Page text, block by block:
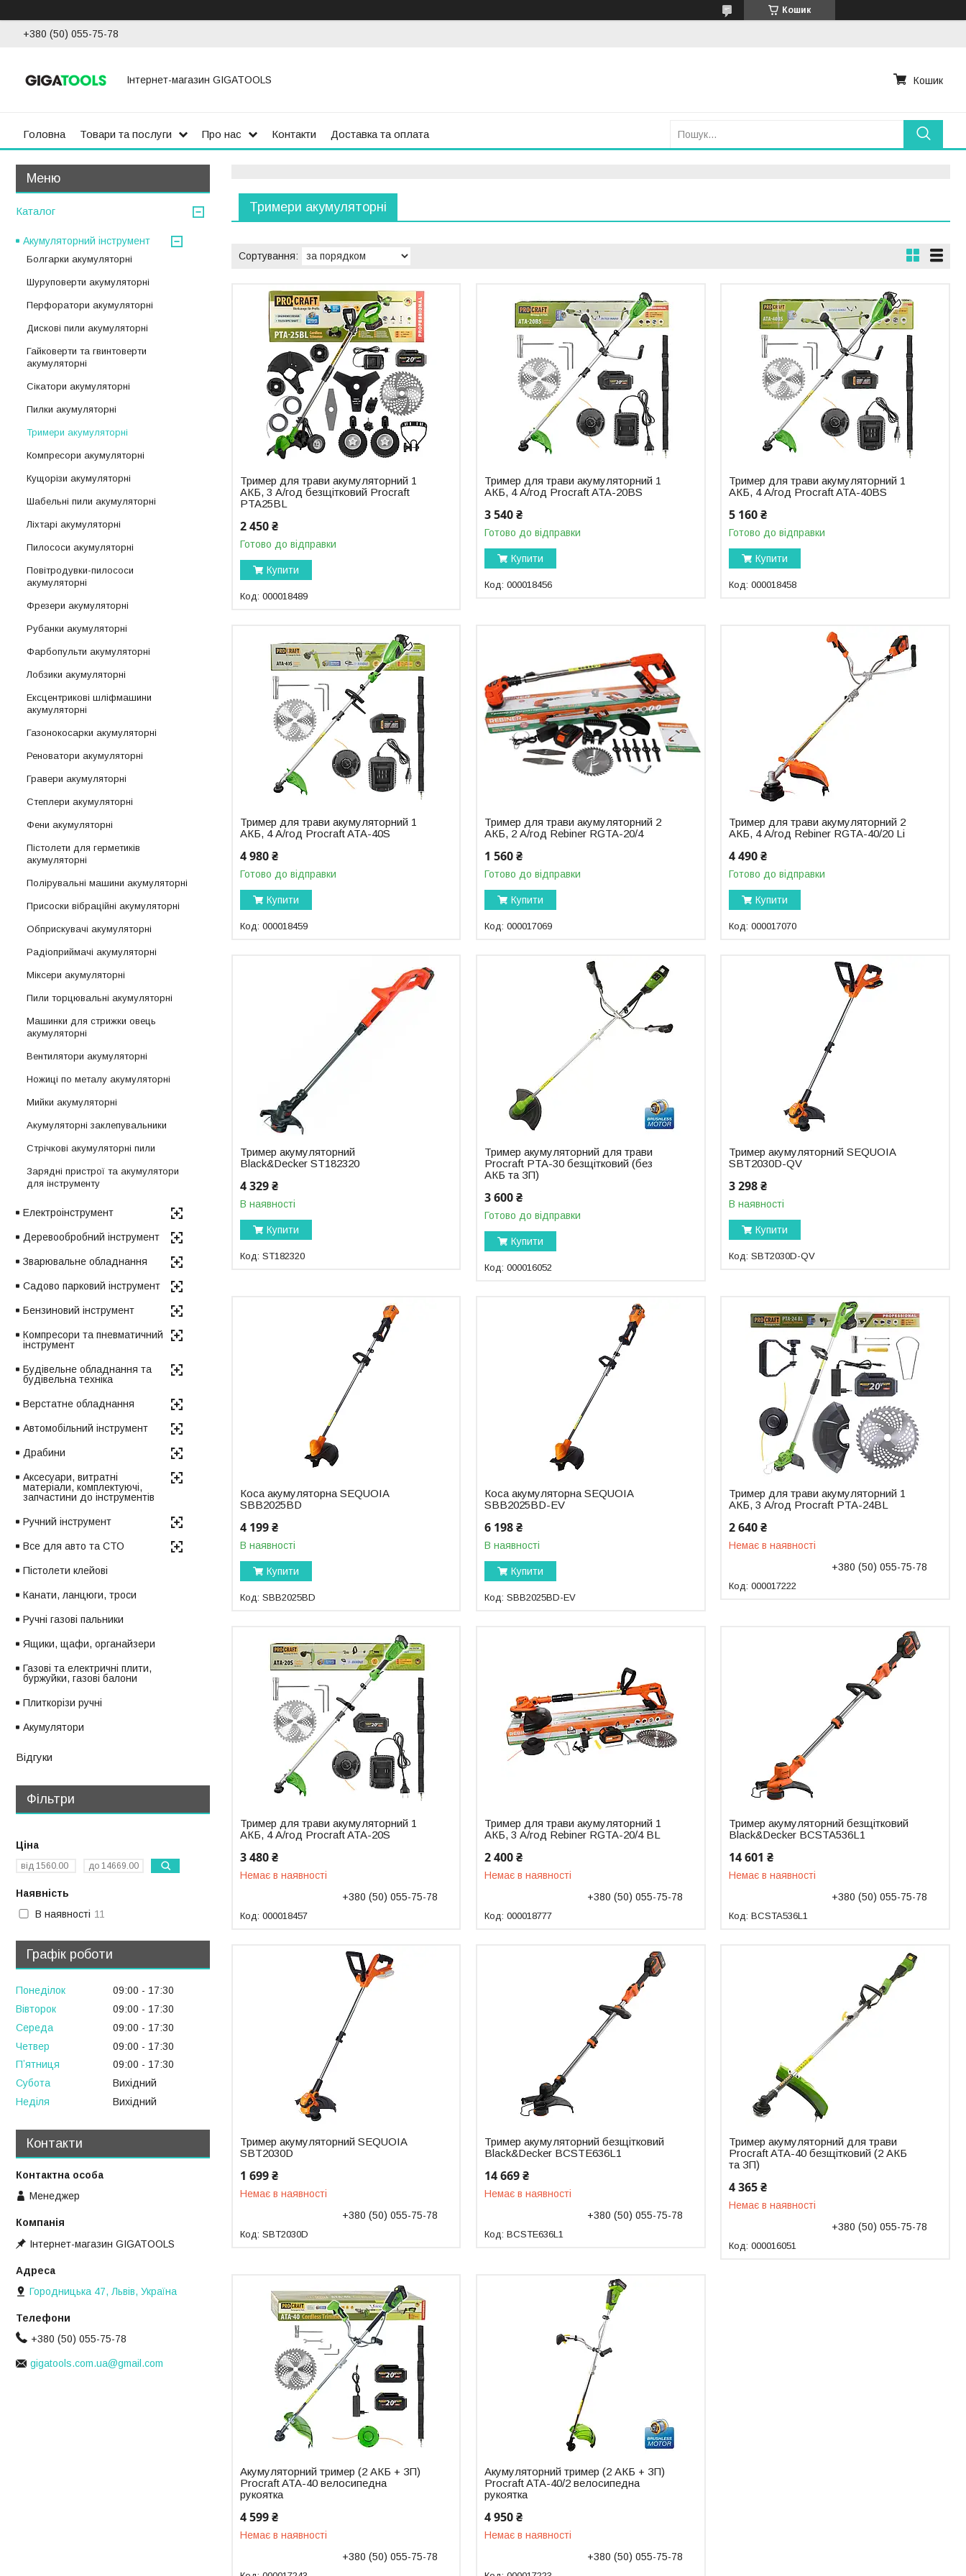
Кошик
+380 (50) 055-75-78
Інтернет-магазин GIGATOOLS Кошик
Головна Товари та послуги Про нас Контакти Доставка та оплата
Тримери акумуляторні
Тример для трави акумуляторний 1
АКБ, 3 А/год безщітковий Procraft
PTA25BL
2 450 ₴
Готово до відправки
Купити
000018489
Тример для трави акумуляторний 1
АКБ, 4 А/год Procraft ATA-20BS
3 540 ₴
Готово до відправки
Купити
000018456
Тример для трави акумуляторний 1
АКБ, 4 А/год Procraft ATA-40BS
5 160 ₴
Готово до відправки
Купити
000018458
Тример для трави акумуляторний 1
АКБ, 4 А/год Procraft ATA-40S
4 980 ₴
Готово до відправки
Купити
000018459
Тример для трави акумуляторний 2
АКБ, 2 А/год Rebiner RGTA-20/4
1 560 ₴
Готово до відправки
Купити
000017069
Тример для трави акумуляторний 2
АКБ, 4 А/год Rebiner RGTA-40/20 Li
4 490 ₴
Готово до відправки
Купити
000017070
Тример акумуляторний
Black&Decker ST182320
4 329 ₴
В наявності
Купити
ST182320
Тример акумуляторний для трави
Procraft PTA-30 безщітковий (без
АКБ та ЗП)
3 600 ₴
Готово до відправки
Купити
000016052
Тример акумуляторний SEQUOIA
SBT2030D-QV
3 298 ₴
В наявності
Купити
SBT2030D-QV
Коса акумуляторна SEQUOIA
SBB2025BD
4 199 ₴
В наявності
Купити
SBB2025BD
Коса акумуляторна SEQUOIA
SBB2025BD-EV
6 198 ₴
В наявності
Купити
SBB2025BD-EV
Тример для трави акумуляторний 1
АКБ, 3 А/год Procraft PTA-24BL
2 640 ₴
Немає в наявності
+380 (50) 055-75-78
000017222
Тример для трави акумуляторний 1
АКБ, 4 А/год Procraft ATA-20S
3 480 ₴
Немає в наявності
+380 (50) 055-75-78
000018457
Тример для трави акумуляторний 1
АКБ, 3 А/год Rebiner RGTA-20/4 BL
2 400 ₴
Немає в наявності
+380 (50) 055-75-78
000018777
Тример акумуляторний безщітковий
Black&Decker BCSTA536L1
14 601 ₴
Немає в наявності
+380 (50) 055-75-78
BCSTA536L1
Тример акумуляторний SEQUOIA
SBT2030D
1 699 ₴
Немає в наявності
+380 (50) 055-75-78
SBT2030D
Тример акумуляторний безщітковий
Black&Decker BCSTE636L1
14 669 ₴
Немає в наявності
+380 (50) 055-75-78
BCSTE636L1
Тример акумуляторний для трави
Procraft ATA-40 безщітковий (2 АКБ
та ЗП)
4 365 ₴
Немає в наявності
+380 (50) 055-75-78
000016051
Акумуляторний тример (2 АКБ + ЗП)
Procraft ATA-40 велосипедна
рукоятка
4 599 ₴
Немає в наявності
+380 (50) 055-75-78
Акумуляторний тример (2 АКБ + ЗП)
Procraft ATA-40/2 велосипедна
рукоятка
4 950 ₴
Немає в наявності
+380 (50) 055-75-78
Каталог
Акумуляторний інструмент
Болгарки акумуляторні
Шуруповерти акумуляторні
Перфоратори акумуляторні
Дискові пили акумуляторні
Гайковерти та гвинтоверти
акумуляторні
Сікатори акумуляторні
Пилки акумуляторні
Тримери акумуляторні
Компресори акумуляторні
Кущорізи акумуляторні
Шабельні пили акумуляторні
Ліхтарі акумуляторні
Пилососи акумуляторні
Повітродувки-пилососи
акумуляторні
Фрезери акумуляторні
Рубанки акумуляторні
Фарбопульти акумуляторні
Лобзики акумуляторні
Ексцентрикові шліфмашини
акумуляторні
Газонокосарки акумуляторні
Реноватори акумуляторні
Гравери акумуляторні
Степлери акумуляторні
Фени акумуляторні
Пістолети для герметиків
акумуляторні
Полірувальні машини акумуляторні
Присоски вібраційні акумуляторні
Обприскувачі акумуляторні
Радіоприймачі акумуляторні
Міксери акумуляторні
Пили торцювальні акумуляторні
Машинки для стрижки овець
акумуляторні
Вентилятори акумуляторні
Ножиці по металу акумуляторні
Мийки акумуляторні
Акумуляторні заклепувальники
Стрічкові акумуляторні пили
Зарядні пристрої та акумулятори
для інструменту
Електроінструмент
Деревообробний інструмент
Зварювальне обладнання
Садово парковий інструмент
Бензиновий інструмент
Компресори та пневматичний
інструмент
Будівельне обладнання та
будівельна техніка
Верстатне обладнання
Автомобільний інструмент
Драбини
Аксесуари, витратні
матеріали, комплектуючі,
запчастини до інструментів
Ручний інструмент
Все для авто та СТО
Пістолети клейові
Канати, ланцюги, троси
Ручні газові пальники
Ящики, щафи, органайзери
Газові та електричні плити,
буржуйки, газові балони
Плиткорізи ручні
Акумулятори
Відгуки
Фільтри
Ціна
Наявність
В наявності 11
Графік роботи
Понеділок 09:00
17:30
Вівторок
09:00
17:30
Середа
09:00
17:30
Четвер
09:00
17:30
Пʼятниця
09:00
17:30
Субота
Вихідний
Неділя
Вихідний
Контакти
Менеджер
Інтернет-магазин GIGATOOLS
Городницька 47, Львів, Україна
+380 (50) 055-75-78
gigatools.com.ua@gmail.com